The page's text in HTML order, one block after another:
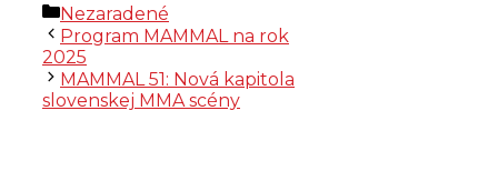
Kategórie
Nezaradené
Program MAMMAL na rok
2025
MAMMAL 51: Nová kapitola
slovenskej MMA scény